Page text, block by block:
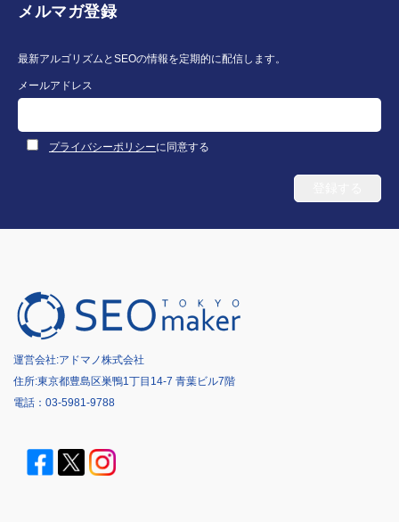
メルマガ登録
最新アルゴリズムとSEOの情報を定期的に配信します。
メールアドレス
プライバシーポリシーに同意する
運営会社:アドマノ株式会社
住所:東京都豊島区巣鴨1丁目14-7 青葉ビル7階
電話： 03-5981-9788